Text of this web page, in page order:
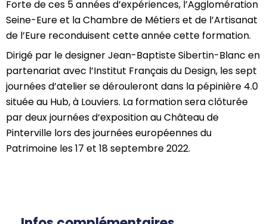
Forte de ces 5 années d’expériences, l’Agglomération
Seine-Eure et la Chambre de Métiers et de l’Artisanat
de l’Eure reconduisent cette année cette formation.
Dirigé par le designer Jean-Baptiste Sibertin-Blanc en
partenariat avec l’Institut Français du Design, les sept
journées d’atelier se dérouleront dans la pépinière 4.0
située au Hub, à Louviers. La formation sera clôturée
par deux journées d‘exposition au Château de
Pinterville lors des journées européennes du
Patrimoine les 17 et 18 septembre 2022.